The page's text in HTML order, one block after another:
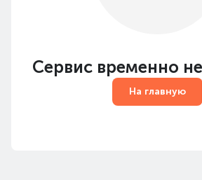
Сервис временно
На главную